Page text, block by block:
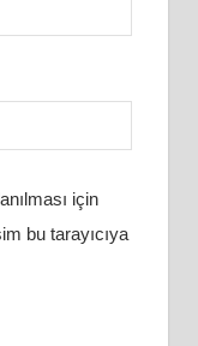
için
bu tarayıcıya